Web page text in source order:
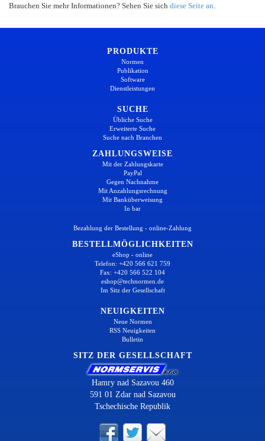
Brauchen Sie mehr Informationen? Sehen Sie sich diese Seite an
PRODUKTE
Normen
Publikation
Software
Dienstleistungen
SUCHE
Übliche Suche
Erweiterte Suche
Suche nach Branchen
ZAHLUNGSWEISE
Mit der Zahlungskarte
PayPal
Gegen Nachnahme
Mit Anzahlungsrechnung
Mit Banküberweisung
In bar
Bezahlung der Bestellung - online-Zahlung
BESTELLMÖGLICHKEITEN
eShop - online
Telefon: +420 566 621 759
Fax: +420 566 522 104
eshop@technormen.de
Im Sitz der Gesellschaft
NEUIGKEITEN
Neue Normen
RSS Neuigkeiten
Bulletin
SITZ DER GESELLSCHAFT
Hamry nad Sazavou 460
591 01 Zdar nad Sazavou
Tschechische Republik